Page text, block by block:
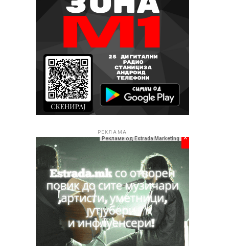
РЕКЛАМА
Реклами од Estrada Marketing x